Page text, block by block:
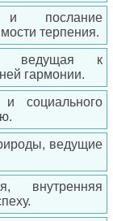
послание
терпения.
ведущая к
гармонии.
и социального
ведущие
внутренняя